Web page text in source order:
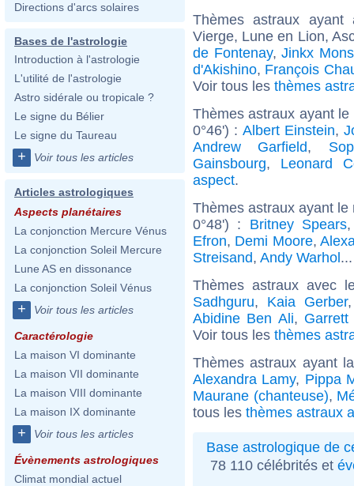
Directions d'arcs solaires
Bases de l'astrologie
Introduction à l'astrologie
L'utilité de l'astrologie
Astro sidérale ou tropicale ?
Le signe du Bélier
Le signe du Taureau
+ Voir tous les articles
Articles astrologiques
Aspects planétaires
La conjonction Mercure Vénus
La conjonction Soleil Mercure
Lune AS en dissonance
La conjonction Soleil Vénus
+ Voir tous les articles
Caractérologie
La maison VI dominante
La maison VII dominante
La maison VIII dominante
La maison IX dominante
+ Voir tous les articles
Évènements astrologiques
Climat mondial actuel
Thèmes astraux
Vierge, Lune en Lion,
de Fontenay,Jinkx
d'Akishino, François
Voir tous les thèmes
Thèmes astraux ayant
0°46') : Albert Einstein,
Andrew Garfield,
Gainsbourg, Leonard
aspect.
Thèmes astraux ayant
0°48') : Britney Spears
Efron, Demi Moore,
Streisand, Andy Warhol
Thèmes astraux avec
Sadhguru, Kaia Gerber
Abidine Ben Ali, Garrett
Voir tous les thèmes
Thèmes astraux ayant
Alexandra Lamy, Pippa
Maurane (chanteuse),
tous les thèmes astraux
Base astrologique de
78 110 célébrités et